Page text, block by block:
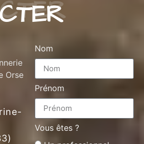
Orse
Nom
Prénom
Vous êtes ?